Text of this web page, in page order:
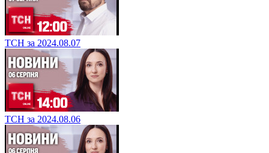
ТСН за 2024.08.07
ТСН за 2024.08.06